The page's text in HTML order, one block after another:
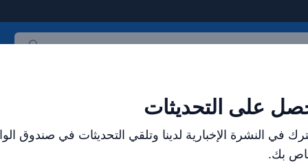
على التحديثات
في النشرة الإخبارية لدينا وتلقي التحديثات في صندوق
بك.